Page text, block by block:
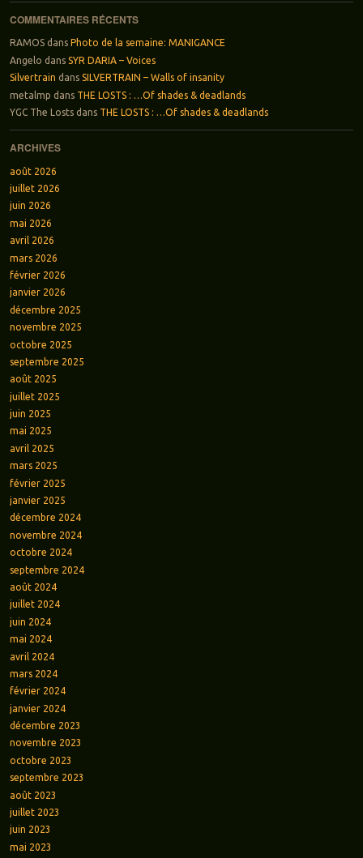
COMMENTAIRES RÉCENTS
RAMOSdans Photo de la semaine: MANIGANCE
Angelo dans SYR DARIA – Voices
Silvertrain dans SILVERTRAIN – Walls of insanity
metalmp dans THE LOSTS : …Of shades & deadlands
YGC The Lostsdans THE LOSTS : …Of shades & deadlands
ARCHIVES
août 2026
juillet 2026
juin 2026
mai 2026
avril 2026
mars 2026
février 2026
janvier 2026
décembre 2025
novembre 2025
octobre 2025
septembre 2025
août 2025
juillet 2025
juin 2025
mai 2025
avril 2025
mars 2025
février 2025
janvier 2025
décembre 2024
novembre 2024
octobre 2024
septembre 2024
août 2024
juillet 2024
juin 2024
mai 2024
avril 2024
mars 2024
février 2024
janvier 2024
décembre 2023
novembre 2023
octobre 2023
septembre 2023
août 2023
juillet 2023
juin 2023
mai 2023